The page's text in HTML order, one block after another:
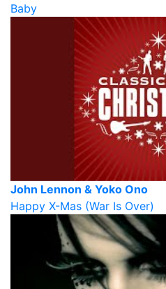
Baby
John Lennon & Yoko Ono
Happy X-Mas (War Is Over)